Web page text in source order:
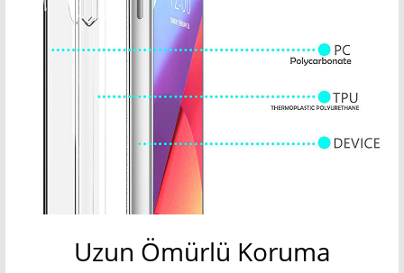
Uzun Ömürlü Koruma